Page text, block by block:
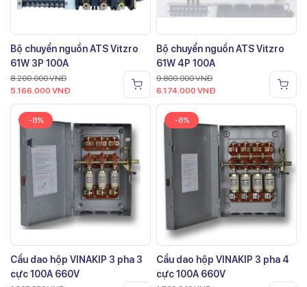
Bộ chuyển nguồn ATS Vitzro
61W 3P 100A
8.200.000VNĐ
5.166.000 VNĐ
Bộ chuyển nguồn ATS Vitzro
61W 4P 100A
9.800.000VNĐ
6.174.000 VNĐ
-8%
Cầu dao hộp VINAKIP 3 pha 3
cực 100A 660V
-8%
Cầu dao hộp VINAKIP 3 pha 4
cực 100A 660V